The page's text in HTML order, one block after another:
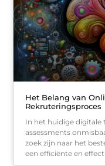
Het Belang van
Rekruteringsproces
In het huidige digitale
assessments
zoek zijn naar het
een efficiënte en